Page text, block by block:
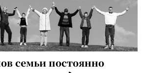
семьи постоянно